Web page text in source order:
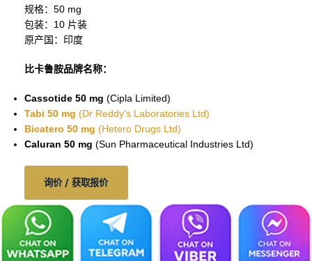
规格：50 mg
包装：10 片装
原产国：印度
比卡鲁胺品牌名称：
Cassotide 50 mg (Cipla Limited)
Tabi 50 mg (Dr Reddy's Laboratories Ltd)
Bicatero 50 mg (Hetero Drugs Ltd)
Caluran 50 mg (Sun Pharmaceutical Industries Ltd)
询价 / 获取报价